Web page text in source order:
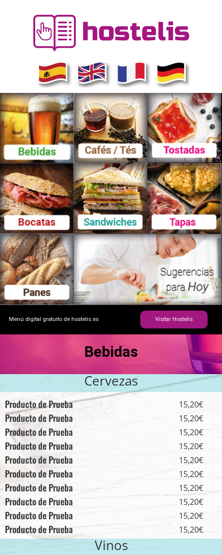
Visitar Hostelis
Menú digital gratuito de hostelis.es
Bebidas
Cervezas
Producto de Prueba 15,20€
Producto de Prueba 15,20€
Producto de Prueba 15,20€
Producto de Prueba 15,20€
Producto de Prueba 15,20€
Producto de Prueba 15,20€
Producto de Prueba 15,20€
Producto de Prueba 15,20€
Producto de Prueba 15,20€
Producto de Prueba 15,20€
Vinos